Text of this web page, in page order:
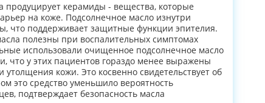
продуцирует керамиды - вещества, которые
на коже. Подсолнечное масло изнутри
что поддерживает защитные функции эпителия.
полезны при воспалительных симптомах
использовали очищенное подсолнечное масло
что у этих пациентов гораздо менее выражены
кожи. Это косвенно свидетельствует об
это средство уменьшило вероятность
подтверждает безопасность масла